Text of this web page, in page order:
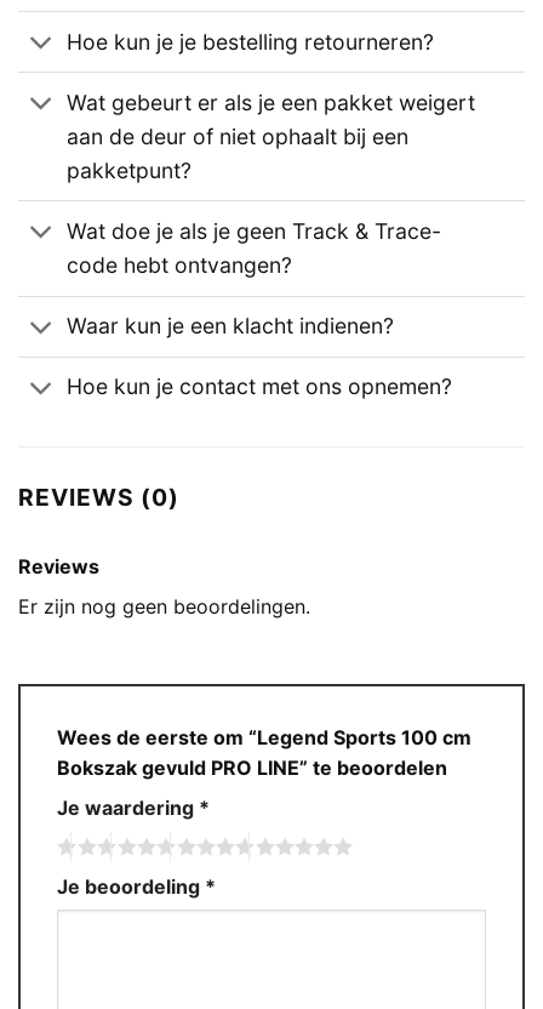
Hoe kun je je bestelling retourneren?
Wat gebeurt er als je een pakket weigert
aan de deur of niet ophaalt bij een
pakketpunt?
Wat doe je als je geen Track & Trace-
code hebt ontvangen?
Waar kun je een klacht indienen?
Hoe kun je contact met ons opnemen?
REVIEWS (0)
Reviews
Er zijn nog geen beoordelingen.
Wees de eerste om “Legend Sports 100 cm
Bokszak gevuld PRO LINE” te beoordelen
Je waardering *
Je beoordeling *